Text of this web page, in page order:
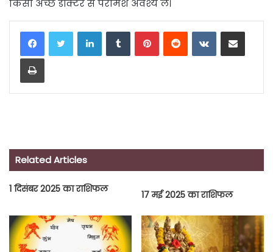
किसी अच्छे डॉक्टर से परामर्श अवश्य लें।
LinkedInTumblrPinterestReddit VKontakteShare via Email
Print
Related Articles
1 दिसंबर 2025 का राशिफल 17 मई 2025 का राशिफल